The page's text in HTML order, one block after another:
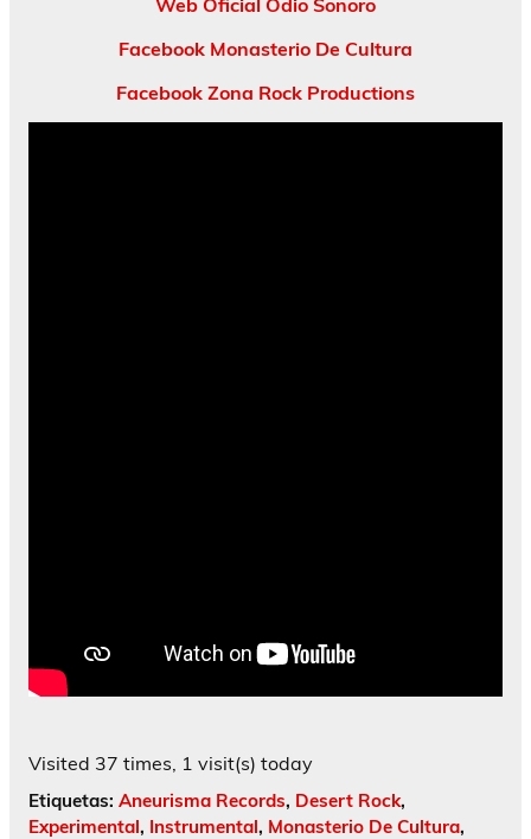
Facebook Monasterio De Cultura
Facebook Zona Rock Productions
Visited 37 times, 1 visit(s) today
Etiquetas: Aneurisma Records, Desert Rock,
Experimental, Instrumental, Monasterio De Cultura,